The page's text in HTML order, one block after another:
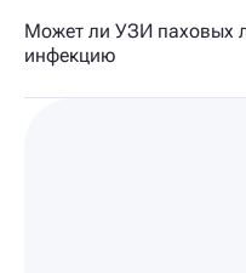
Может ли УЗИ паховых
инфекцию